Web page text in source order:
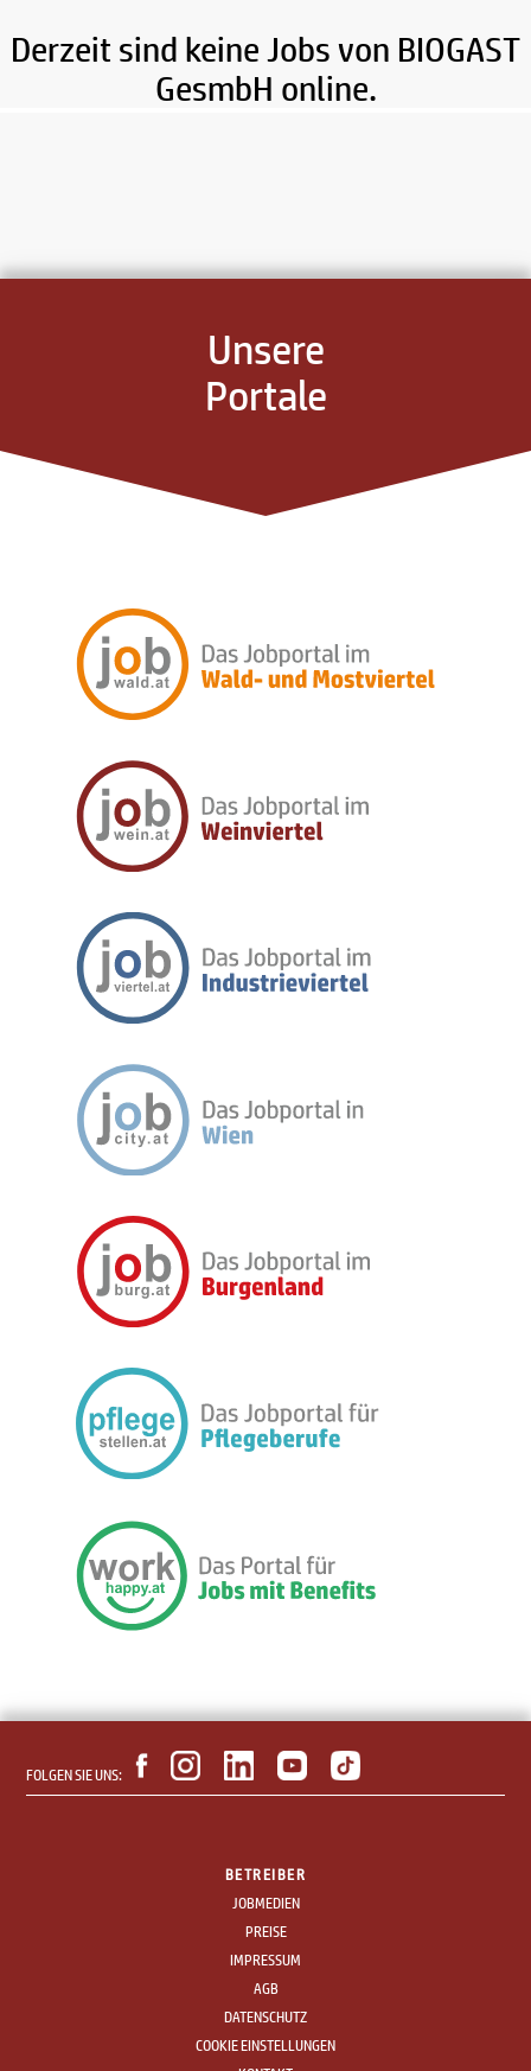
Derzeit sind keine Jobs von BIOGAST
GesmbH online.
Unsere
Portale
FOLGEN SIE UNS:
BETREIBER
JOBMEDIEN
PREISE
IMPRESSUM
AGB
DATENSCHUTZ
COOKIE EINSTELLUNGEN